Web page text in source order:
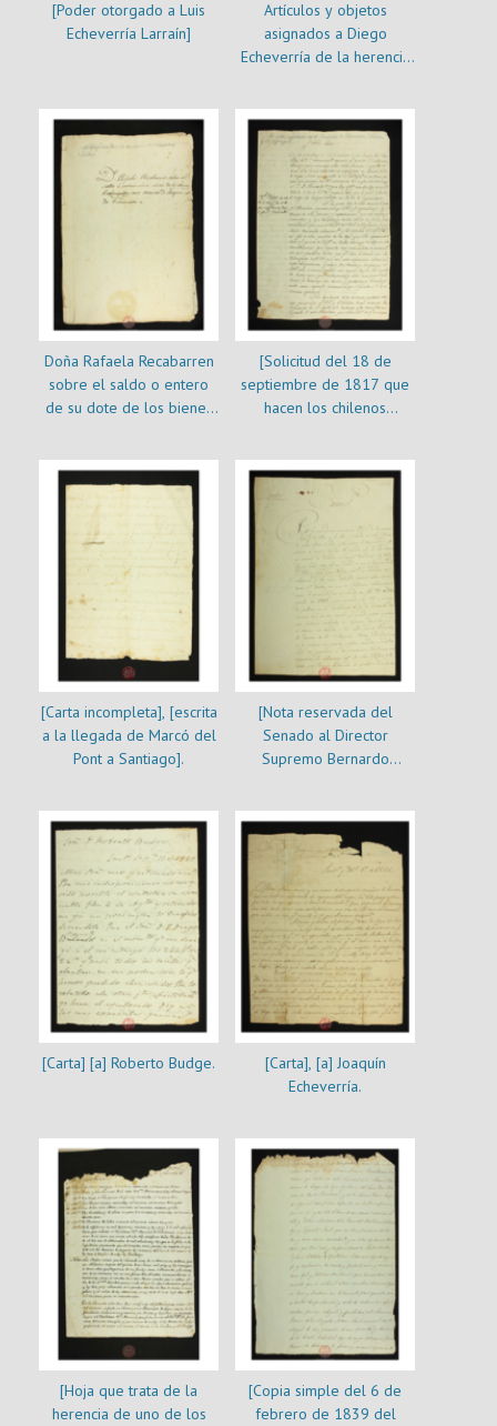
[Poder otorgado a Luis
Echeverría Larraín]
Artículos y objetos
asignados a Diego
Echeverría de la herencia
Recabarren
Doña Rafaela Recabarren
sobre el saldo o entero
de su dote de los bienes
[Solicitud del 18 de
septiembre de 1817 que
hacen los chilenos
se les incluya en el Real
Indulto]
[Carta incompleta], [escrita
a la llegada de Marcó del
Pont a Santiago].
[Nota reservada del
Senado al Director
Supremo Bernardo
[Carta] [a] Roberto Budge.
[Carta], [a] Joaquín
Echeverría.
[Hoja que trata de la
herencia de uno de los
[Copia simple del 6 de
febrero de 1839 del